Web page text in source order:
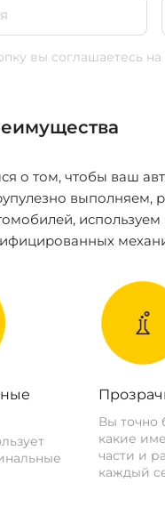
вы соглашаетесь
о том, чтобы ваш
выполняем,
Вы точно
какие
части и
каждый